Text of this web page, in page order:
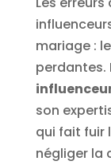
mariage :
perdantes.
son
qui fait fuir
négliger la